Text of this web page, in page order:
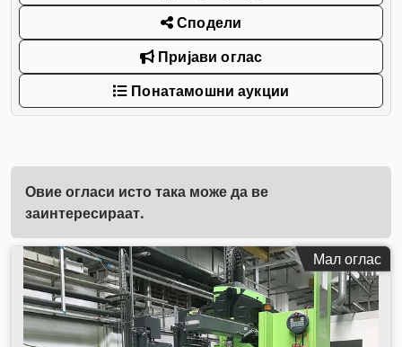
Сподели
Пријави оглас
Понатамошни аукции
Овие огласи исто така може да ве
заинтересираат.
Мал оглас